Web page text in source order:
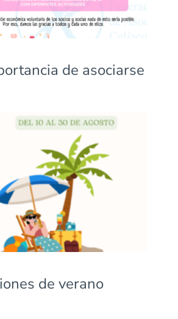
de asociarse
de verano